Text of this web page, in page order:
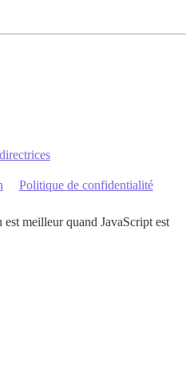
Politique de confidentialité
est meilleur quand JavaScript est